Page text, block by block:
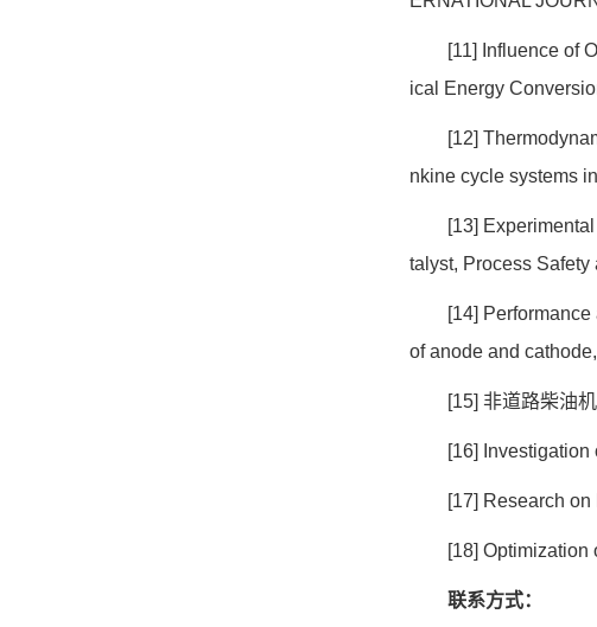
[11] Influence of
ical Energy
[12]
nkine cycle systems
[13]
talyst, Process
[14]
of anode and
[15] 非道路柴油
[16]
[17] Research
[18]
联系方式：